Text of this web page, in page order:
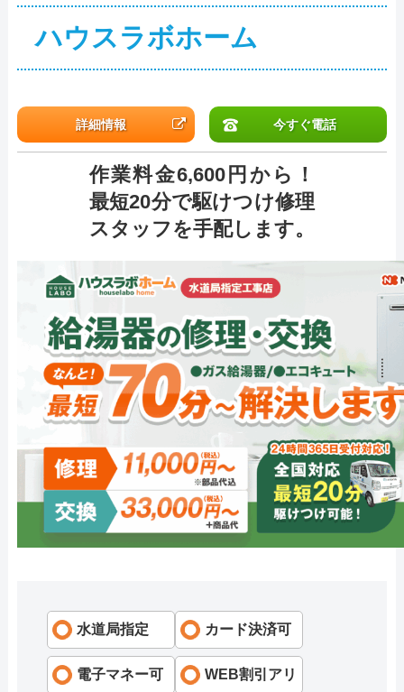
ハウスラボホーム
詳細情報 今すぐ電話
作業料金6,600円から！
最短20分で駆けつけ修理
スタッフを手配します。
水道局指定 カード決済可
電子マネー可 WEB割引アリ